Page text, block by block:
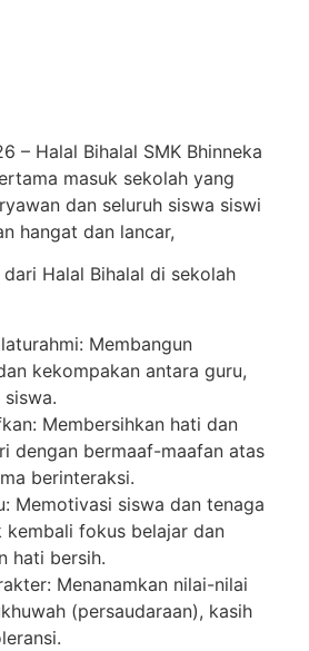
– Halal Bihalal SMK Bhinneka
masuk sekolah yang
dan seluruh siswa siswi
hangat dan lancar,
Halal Bihalal di sekolah
Membangun
kekompakan antara guru,
Membersihkan hati dan
dengan bermaaf-maafan atas
berinteraksi.
Memotivasi siswa dan tenaga
kembali fokus belajar dan
hati bersih.
Menanamkan nilai-nilai
(persaudaraan), kasih